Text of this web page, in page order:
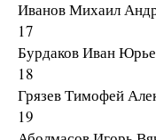
Иванов Михаил
17
Бурдаков Иван
18
Грязев Тимофей
19